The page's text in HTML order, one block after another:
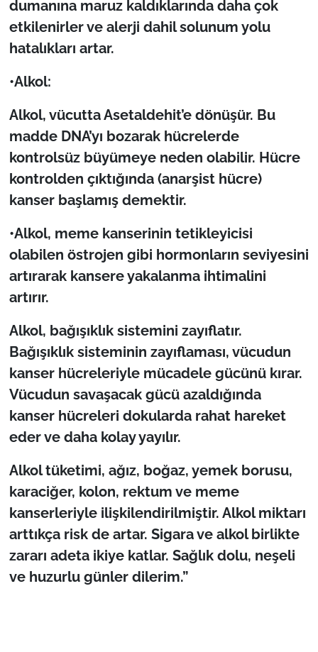
dumanına maruz kaldıklarında daha çok
etkilenirler ve alerji dahil solunum yolu
hatalıkları artar.
•Alkol:
Alkol, vücutta Asetaldehit’e dönüşür. Bu
madde DNA’yı bozarak hücrelerde
kontrolsüz büyümeye neden olabilir. Hücre
kontrolden çıktığında (anarşist hücre)
kanser başlamış demektir.
•Alkol, meme kanserinin tetikleyicisi
olabilen östrojen gibi hormonların seviyesini
artırarak kansere yakalanma ihtimalini
artırır.
Alkol, bağışıklık sistemini zayıflatır.
Bağışıklık sisteminin zayıflaması, vücudun
kanser hücreleriyle mücadele gücünü kırar.
Vücudun savaşacak gücü azaldığında
kanser hücreleri dokularda rahat hareket
eder ve daha kolay yayılır.
Alkol tüketimi, ağız, boğaz, yemek borusu,
karaciğer, kolon, rektum ve meme
kanserleriyle ilişkilendirilmiştir. Alkol miktarı
arttıkça risk de artar. Sigara ve alkol birlikte
zararı adeta ikiye katlar. Sağlık dolu, neşeli
ve huzurlu günler dilerim.”